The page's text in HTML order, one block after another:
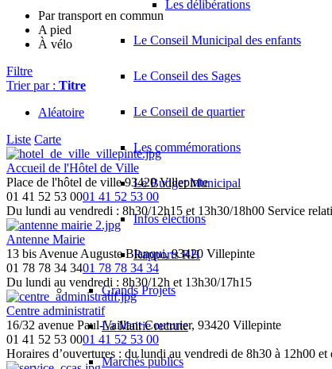
Les délibérations
Le Conseil Municipal des enfants
Le Conseil des Sages
Le Conseil de quartier
Les commémorations
Le Budget Municipal
Infos élections
Rapports RH
Grands Projets
La Mairie recrute
Marchés publics
Par transport en commun
A pied
À vélo
Filtre
Trier par : Titre
Aléatoire
Liste Carte
Accueil de l'Hôtel de Ville
Place de l'hôtel de ville 93420 Villepinte
01 41 52 53 0001 41 52 53 00
Du lundi au vendredi : 8h30/12h15 et 13h30/18h00 Service
Antenne Mairie
13 bis Avenue Auguste Blanqui, 93420 Villepinte
01 78 78 34 3401 78 78 34 34
Du lundi au vendredi : 8h30/12h et 13h30/17h15
Centre administratif
16/32 avenue Paul-Vaillant Couturier, 93420 Villepinte
01 41 52 53 0001 41 52 53 00
Horaires d’ouvertures : du lundi au vendredi de 8h30 à 12h00